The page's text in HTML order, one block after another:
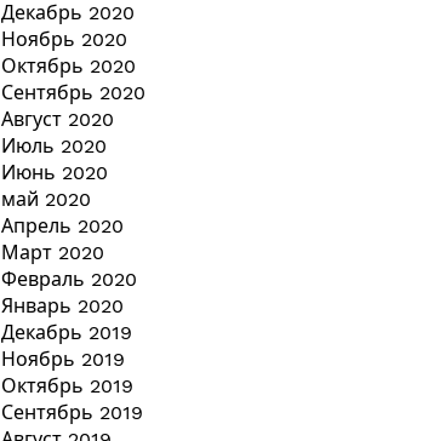
Декабрь 2020
Ноябрь 2020
Октябрь 2020
Сентябрь 2020
Август 2020
Июль 2020
Июнь 2020
май 2020
Апрель 2020
Март 2020
Февраль 2020
Январь 2020
Декабрь 2019
Ноябрь 2019
Октябрь 2019
Сентябрь 2019